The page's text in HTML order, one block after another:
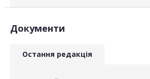
Документи
Остання редакція